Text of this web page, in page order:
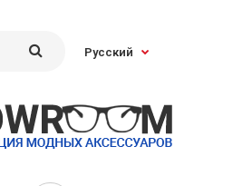
Русский